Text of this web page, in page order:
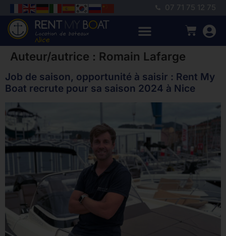
07 71 75 12 75
Auteur/autrice : Romain Lafarge
Job de saison, opportunité à saisir : Rent My
Boat recrute pour sa saison 2024 à Nice